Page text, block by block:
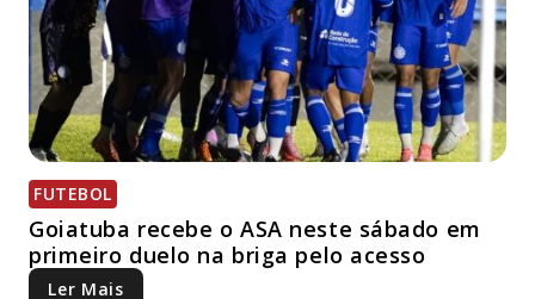
FUTEBOL
Goiatuba recebe o ASA neste sábado em
primeiro duelo na briga pelo acesso
Ler Mais